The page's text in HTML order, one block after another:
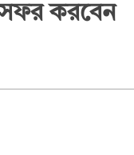
সফর করবেন